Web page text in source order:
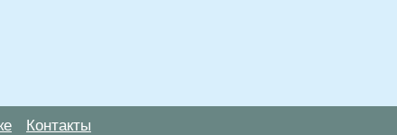
Контакты